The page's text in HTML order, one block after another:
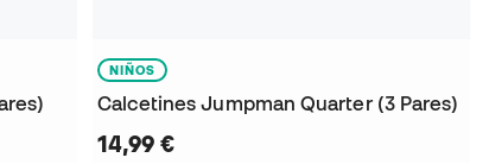
NIÑOS
Calcetines Jumpman Quarter (3 Pares)
14,99 €